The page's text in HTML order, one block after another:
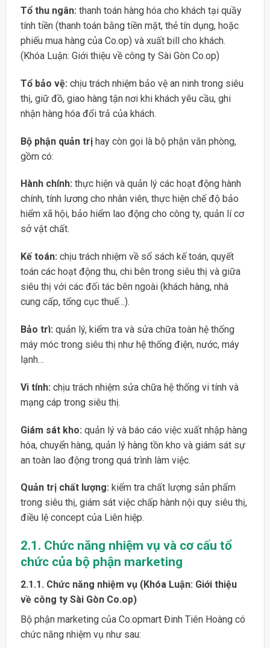
Tổ thu ngân: thanh toán hàng hóa cho khách tại quầy
tính tiền (thanh toán bằng tiền mặt, thẻ tín dụng, hoặc
phiếu mua hàng của Co.op) và xuất bill cho khách.
(Khóa Luận: Giới thiệu về công ty Sài Gòn Co.op)
Tổ bảo vệ: chịu trách nhiệm bảo vệ an ninh trong siêu
thị, giữ đồ, giao hàng tận nơi khi khách yêu cầu, ghi
nhận hàng hóa đổi trả của khách.
Bộ phận quản trị hay còn gọi là bộ phận văn phòng,
gồm có:
Hành chính: thực hiện và quản lý các hoạt động hành
chính, tính lương cho nhân viên, thực hiện chế độ bảo
hiểm xã hội, bảo hiểm lao động cho công ty, quản lí cơ
sở vật chất.
Kế toán: chịu trách nhiệm về sổ sách kế toán, quyết
toán các hoạt động thu, chi bên trong siêu thị và giữa
siêu thị với các đối tác bên ngoài (khách hàng, nhà
cung cấp, tổng cục thuế…).
Bảo trì: quản lý, kiểm tra và sửa chữa toàn hệ thống
máy móc trong siêu thị như hệ thống điện, nước, máy
lạnh…
Vi tính: chịu trách nhiệm sửa chữa hệ thống vi tính và
mạng cáp trong siêu thị.
Giám sát kho: quản lý và báo cáo việc xuất nhập hàng
hóa, chuyển hàng, quản lý hàng tồn kho và giám sát sự
an toàn lao động trong quá trình làm việc.
Quản trị chất lượng: kiểm tra chất lượng sản phẩm
trong siêu thị, giám sát việc chấp hành nội quy siêu thị,
điều lệ concept của Liên hiệp.
2.1. Chức năng nhiệm vụ và cơ cấu tổ
chức của bộ phận marketing
2.1.1. Chức năng nhiệm vụ (Khóa Luận: Giới thiệu
về công ty Sài Gòn Co.op)
Bộ phận marketing của Co.opmart Đinh Tiên Hoàng có
chức năng nhiệm vụ như sau: